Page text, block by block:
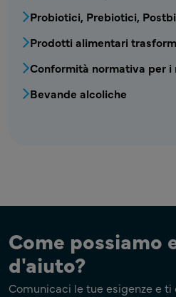
Probiotici, Prebiotici,
Prodotti alimentari
Conformità normativa per
Bevande alcoliche
Come possiamo
d'aiuto?
Comunicaci le tue esigenze e